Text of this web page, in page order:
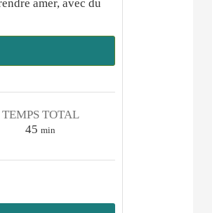
amer, avec du
TEMPS TOTAL
45 minutes
min